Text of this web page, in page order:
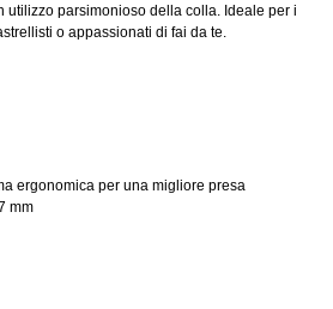
utilizzo parsimonioso della colla. Ideale per i
o appassionati di fai da te.
ergonomica per una migliore presa
mm